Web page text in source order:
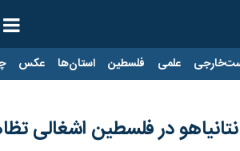
علمی فلسطین استان‌ها عکس
نتانیاهو در فلسطین اشغالی